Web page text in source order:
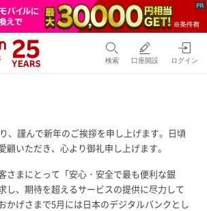
検索 口座開設 ログイン
、謹んで新年のご挨拶を申し上げます。日頃
顧いただき、心より御礼申し上げます。
さまにとって「安心・安全で最も便利な銀
し、期待を超えるサービスの提供に尽力して
かげさまで5月には日本のデジタルバンクとし